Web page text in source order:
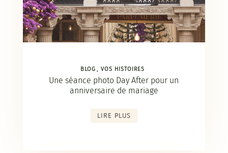
BLOG VOS HISTOIRES
Une séance photo Day After pour un
anniversaire de mariage
LIRE PLUS